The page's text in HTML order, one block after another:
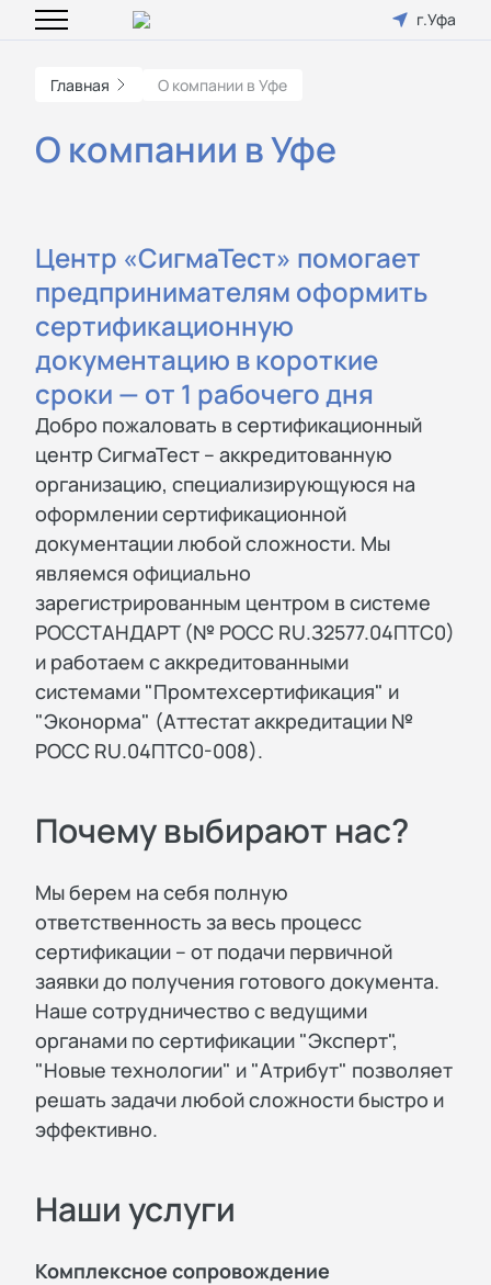
г.Уфа
Главная О компании в Уфе
О компании в Уфе
Центр «СигмаТест» помогает
предпринимателям оформить
сертификационную
документацию в короткие
сроки — от 1 рабочего дня
Добро пожаловать в сертификационный
центр СигмаТест – аккредитованную
организацию, специализирующуюся на
оформлении сертификационной
документации любой сложности. Мы
являемся официально
зарегистрированным центром в системе
РОССТАНДАРТ (№ РОСС RU.З2577.04ПТС0)
и работаем с аккредитованными
системами "Промтехсертификация" и
"Эконорма" (Аттестат аккредитации №
РОСС RU.04ПТС0-008).
Почему выбирают нас?
Мы берем на себя полную
ответственность за весь процесс
сертификации – от подачи первичной
заявки до получения готового документа.
Наше сотрудничество с ведущими
органами по сертификации "Эксперт",
"Новые технологии" и "Атрибут" позволяет
решать задачи любой сложности быстро и
эффективно.
Наши услуги
Комплексное сопровождение